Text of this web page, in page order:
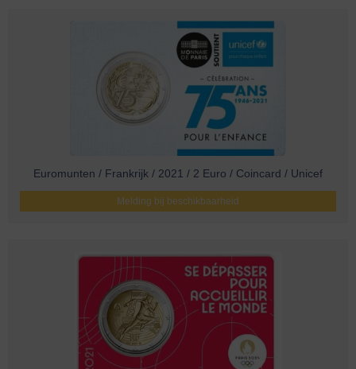
Euromunten / Frankrijk / 2021 / 2 Euro / Coincard / Unicef
Melding bij beschikbaarheid